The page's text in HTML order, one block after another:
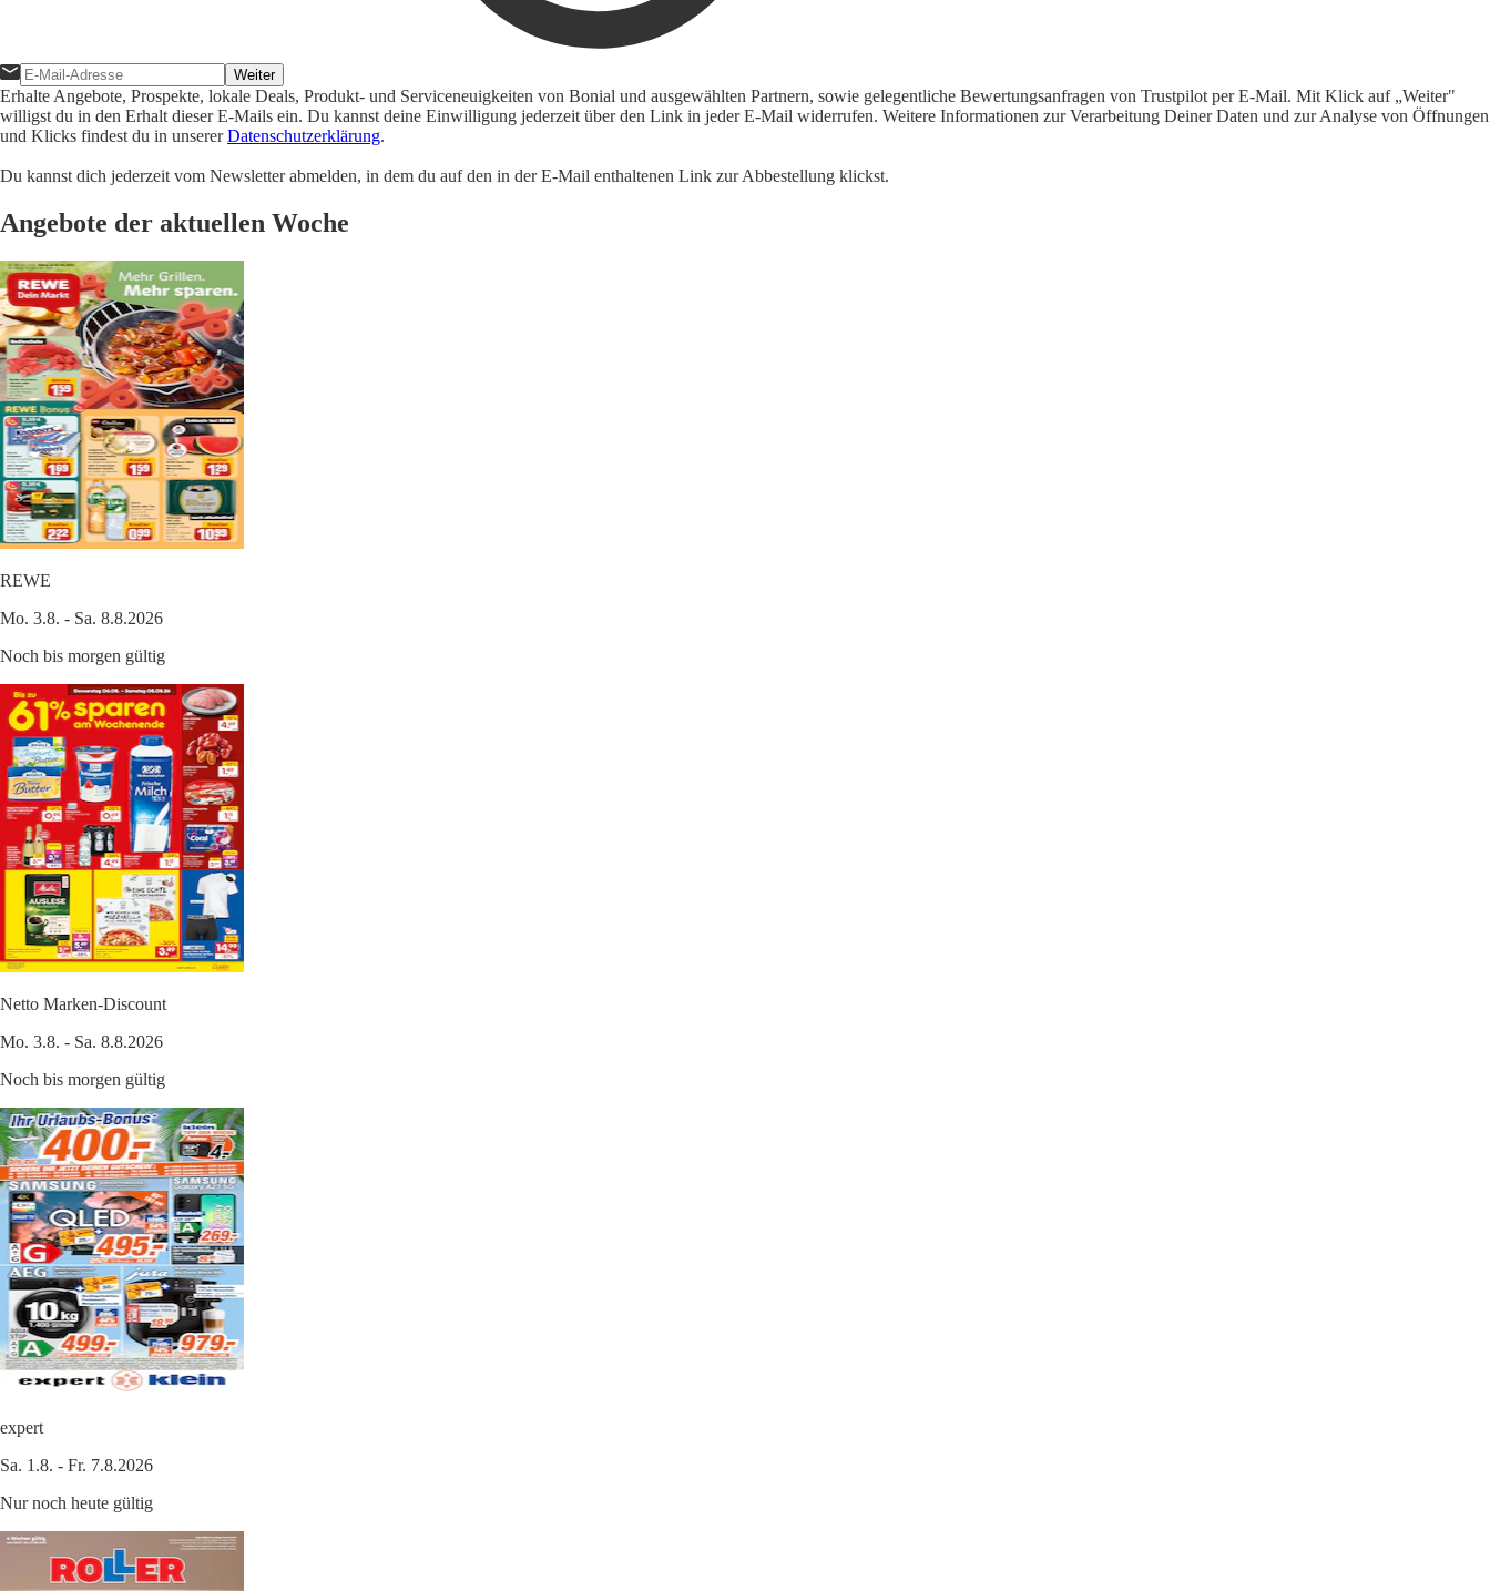
Weiter
Erhalte Angebote, Prospekte, lokale Deals, Produkt- und Serviceneuigkeiten von Bonial und ausgewählten Partnern, sowie gelegentliche Bewertungsanfragen von Trustpilot per E-Mail. Mit Klick auf „Weiter"
willigst du in den Erhalt dieser E-Mails ein. Du kannst deine Einwilligung jederzeit über den Link in jeder E-Mail widerrufen. Weitere Informationen zur Verarbeitung Deiner Daten und zur Analyse von Öffnungen
und Klicks findest du in unsererDatenschutzerklärung.
Du kannst dich jederzeit vom Newsletter abmelden, in dem du auf den in der E-Mail enthaltenen Link zur Abbestellung klickst.
Angebote der aktuellen Woche
REWE
Mo. 3.8. - Sa. 8.8.2026
Noch bis morgen gültig
Netto Marken-Discount
Mo. 3.8. - Sa. 8.8.2026
Noch bis morgen gültig
expert
Sa. 1.8. - Fr. 7.8.2026
Nur noch heute gültig